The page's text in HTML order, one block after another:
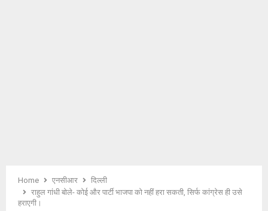
Home एनसीआर
दिल्ली
राहुल गांधी बोले- कोई और पार्टी भाजपा को नहीं हरा सकती, सिर्फ कांग्रेस ही उसे
हराएगी।